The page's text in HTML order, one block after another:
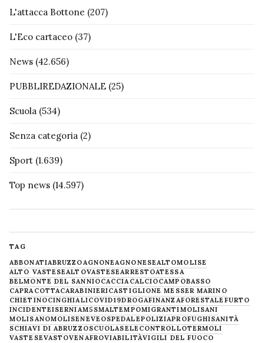
L'attacca Bottone (207)
L'Eco cartaceo (37)
News (42.656)
PUBBLIREDAZIONALE (25)
Scuola (534)
Senza categoria (2)
Sport (1.639)
Top news (14.597)
TAG
ABBONATIABRUZZOAGNONEAGNONESEALTOMOLISE
ALTO VASTESEALTOVASTESEARRESTOATESSA
BELMONTE DEL SANNIOCACCIACALCIOCAMPOBASSO
CAPRACOTTACARABINIERICASTIGLIONE MESSER MARINO
CHIETINOCINGHIALICOVID19DROGAFINANZAFORESTALE FURTO
INCIDENTEISERNIAM5SMALTEMPOMIGRANTIMOLISANI
MOLISANOMOLISENEVE OSPEDALEPOLIZIAPROFUGHISANITÀ
SCHIAVI DI ABRUZZOSCUOLASELECONTROLLOTERMOLI
VASTESEVASTOVENAFROVIABILITÀVIGILI DEL FUOCO